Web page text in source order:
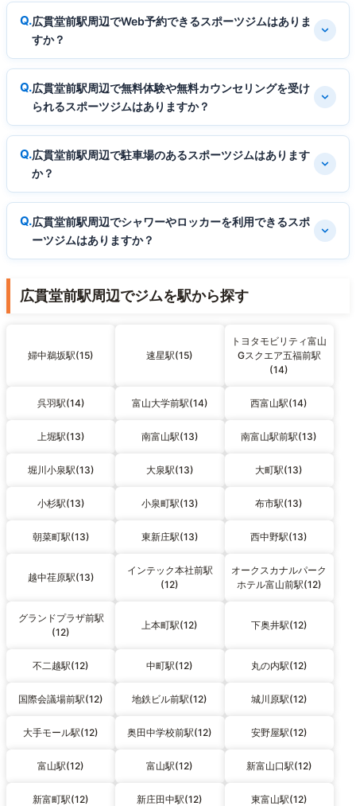
広貫堂前駅周辺でWeb予約できるスポーツジムはありま
すか？
広貫堂前駅周辺で無料体験や無料カウンセリングを受け
られるスポーツジムはありますか？
広貫堂前駅周辺で駐車場のあるスポーツジムはあります
か？
広貫堂前駅周辺でシャワーやロッカーを利用できるスポ
ーツジムはありますか？
広貫堂前駅周辺でジムを駅から探す
婦中鵜坂駅(15) 速星駅(15)
トヨタモビリティ富山
Gスクエア五福前駅
(14)
呉羽駅(14) 富山大学前駅(14) 西富山駅(14)
上堀駅(13) 南富山駅(13) 南富山駅前駅(13)
堀川小泉駅(13) 大泉駅(13) 大町駅(13)
小杉駅(13) 小泉町駅(13) 布市駅(13)
朝菜町駅(13) 東新庄駅(13) 西中野駅(13)
越中荏原駅(13)
インテック本社前駅
(12)
オークスカナルパーク
ホテル富山前駅(12)
グランドプラザ前駅
(12)
上本町駅(12) 下奥井駅(12)
不二越駅(12) 中町駅(12) 丸の内駅(12)
国際会議場前駅(12) 地鉄ビル前駅(12) 城川原駅(12)
大手モール駅(12) 奥田中学校前駅(12) 安野屋駅(12)
富山駅(12) 富山駅(12) 新富山口駅(12)
新富町駅(12) 新庄田中駅(12) 東富山駅(12)